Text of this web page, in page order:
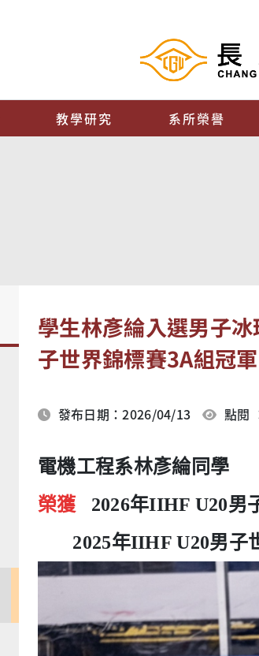
教學研究 系所榮譽
學生林彥綸入選男子
子世界錦標賽3A組冠軍
發布日期：2026/04/13 點閱
電機工程系林彥綸同學
榮獲 2026年IIHF U20男
2025年IIHF U20男子